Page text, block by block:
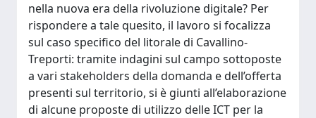
nella nuova era della rivoluzione digitale? Per
rispondere a tale quesito, il lavoro si focalizza
sul caso specifico del litorale di Cavallino-
Treporti: tramite indagini sul campo sottoposte
a vari stakeholders della domanda e dell’offerta
presenti sul territorio, si è giunti all’elaborazione
di alcune proposte di utilizzo delle ICT per la